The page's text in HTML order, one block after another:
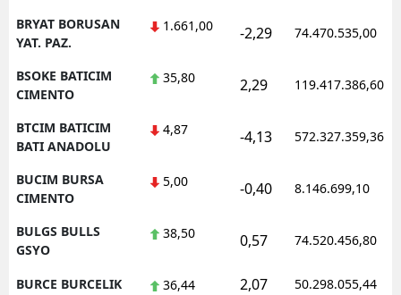
BRYAT BORUSAN
YAT. PAZ.
1.661,00 -2,29 74.470.535,00
BSOKE BATICIM
CIMENTO
35,80 2,29 119.417.386,60
BTCIM BATICIM
BATI ANADOLU
4,87 -4,13 572.327.359,36
BUCIM BURSA
CIMENTO
5,00 -0,40 8.146.699,10
BULGS BULLS
GSYO
38,50 0,57 74.520.456,80
BURCE BURCELIK 36,44 2,07 50.298.055,44